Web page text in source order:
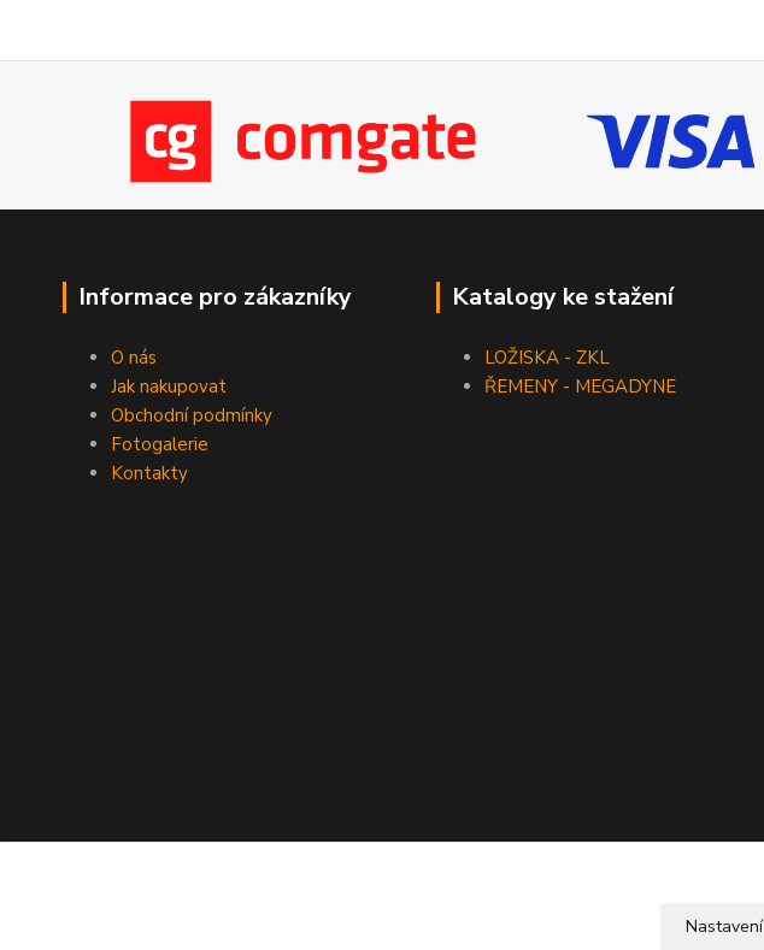
Informace pro zákazníky
O nás
Jak nakupovat
Obchodní podmínky
Fotogalerie
Kontakty
Katalogy ke stažení
LOŽISKA - ZKL
ŘEMENY - MEGADYNE
Nastavení